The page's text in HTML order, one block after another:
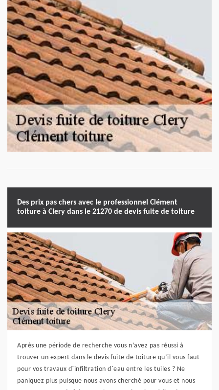
Des prix pas chers avec le professionnel Clément
toiture à Clery dans le 21270 de devis fuite de toiture
Après une période de recherche vous n’avez pas réussi à
trouver un expert dans le devis fuite de toiture qu’il vous faut
pour vos travaux d`infiltration d`eau entre les tuiles ? Ne
paniquez plus puisque nous avons cherché pour vous et nous